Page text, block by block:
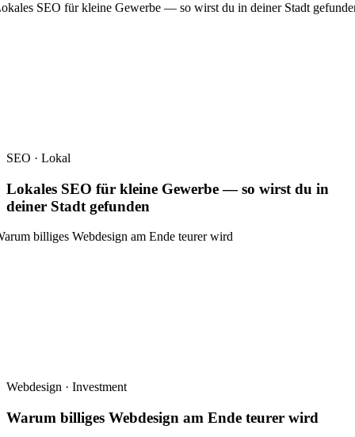
SEO · Lokal
Lokales SEO für kleine Gewerbe — so wirst du in
deiner Stadt gefunden
Webdesign · Investment
Warum billiges Webdesign am Ende teurer wird